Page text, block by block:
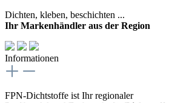
Dichten, kleben, beschichten ...
Ihr Markenhändler aus der Region
Informationen
FPN-Dichtstoffe ist Ihr regionaler